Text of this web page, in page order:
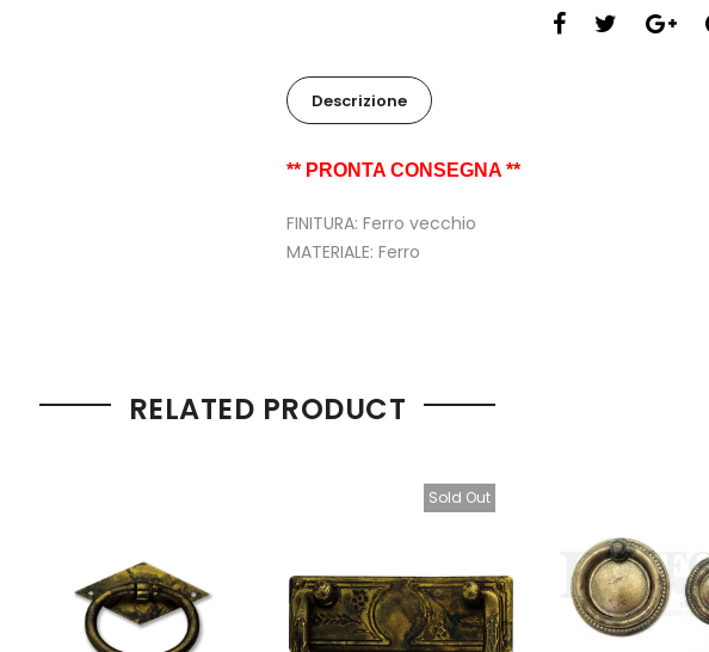
Descrizione
** PRONTA CONSEGNA **
FINITURA: Ferro vecchio
MATERIALE: Ferro
RELATED PRODUCT
Sold Out